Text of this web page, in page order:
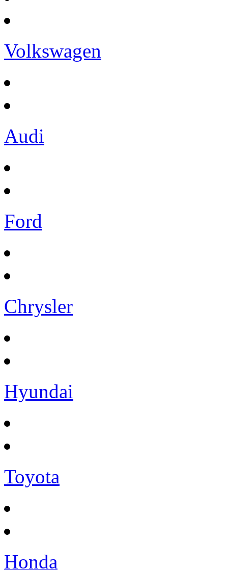
Volkswagen
Audi
Ford
Chrysler
Hyundai
Toyota
Honda